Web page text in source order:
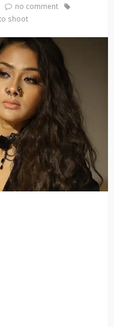
no comment
shoot